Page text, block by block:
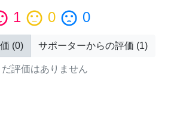
1 sentiment_neutral 0 sentiment_dissatisfied 0
(0) サポーターからの評価 (1)
だ評価はありません